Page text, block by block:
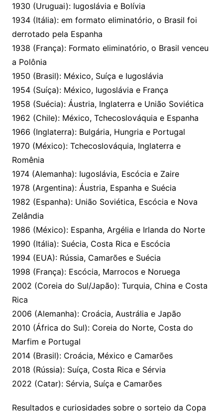
1930 (Uruguai): Iugoslávia e Bolívia
1934 (Itália): em formato eliminatório, o Brasil foi
derrotado pela Espanha
1938 (França): Formato eliminatório, o Brasil venceu
a Polônia
1950 (Brasil): México, Suíça e Iugoslávia
1954 (Suíça): México, Iugoslávia e França
1958 (Suécia): Áustria, Inglaterra e União Soviética
1962 (Chile): México, Tchecoslováquia e Espanha
1966 (Inglaterra): Bulgária, Hungria e Portugal
1970 (México): Tchecoslováquia, Inglaterra e
Romênia
1974 (Alemanha): Iugoslávia, Escócia e Zaire
1978 (Argentina): Áustria, Espanha e Suécia
1982 (Espanha): União Soviética, Escócia e Nova
Zelândia
1986 (México): Espanha, Argélia e Irlanda do Norte
1990 (Itália): Suécia, Costa Rica e Escócia
1994 (EUA): Rússia, Camarões e Suécia
1998 (França): Escócia, Marrocos e Noruega
2002 (Coreia do Sul/Japão): Turquia, China e Costa
Rica
2006 (Alemanha): Croácia, Austrália e Japão
2010 (África do Sul): Coreia do Norte, Costa do
Marfim e Portugal
2014 (Brasil): Croácia, México e Camarões
2018 (Rússia): Suíça, Costa Rica e Sérvia
2022 (Catar): Sérvia, Suíça e Camarões
Resultados e curiosidades sobre o sorteio da Copa